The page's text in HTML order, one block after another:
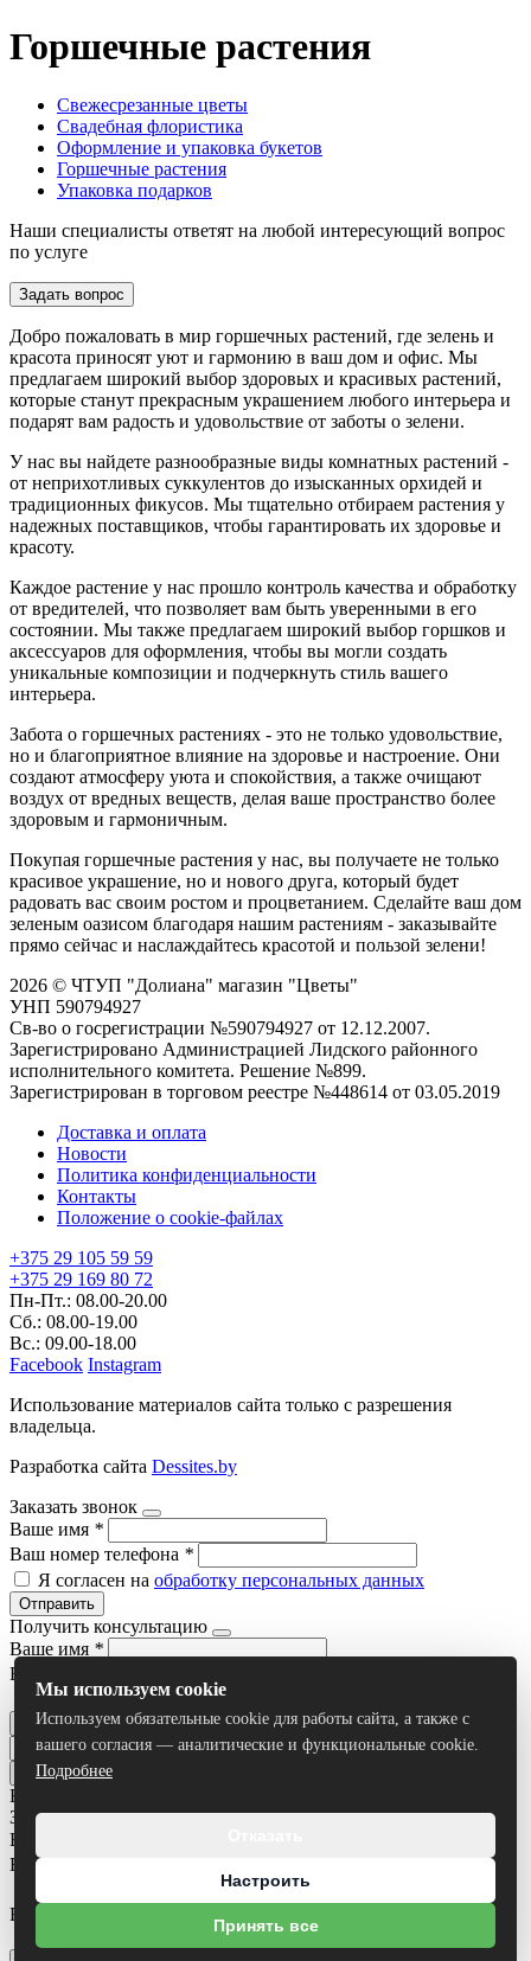
Горшечные растения
Свежесрезанные цветы
Свадебная флористика
Оформление и упаковка букетов
Горшечные растения
Упаковка подарков
Наши специалисты ответят на любой интересующий вопрос
по услуге
Задать вопрос
Добро пожаловать в мир горшечных растений, где зелень и
красота приносят уют и гармонию в ваш дом и офис. Мы
предлагаем широкий выбор здоровых и красивых растений,
которые станут прекрасным украшением любого интерьера и
подарят вам радость и удовольствие от заботы о зелени.
У нас вы найдете разнообразные виды комнатных растений -
от неприхотливых суккулентов до изысканных орхидей и
традиционных фикусов. Мы тщательно отбираем растения у
надежных поставщиков, чтобы гарантировать их здоровье и
красоту.
Каждое растение у нас прошло контроль качества и обработку
от вредителей, что позволяет вам быть уверенными в его
состоянии. Мы также предлагаем широкий выбор горшков и
аксессуаров для оформления, чтобы вы могли создать
уникальные композиции и подчеркнуть стиль вашего
интерьера.
Забота о горшечных растениях - это не только удовольствие,
но и благоприятное влияние на здоровье и настроение. Они
создают атмосферу уюта и спокойствия, а также очищают
воздух от вредных веществ, делая ваше пространство более
здоровым и гармоничным.
Покупая горшечные растения у нас, вы получаете не только
красивое украшение, но и нового друга, который будет
радовать вас своим ростом и процветанием. Сделайте ваш дом
зеленым оазисом благодаря нашим растениям - заказывайте
прямо сейчас и наслаждайтесь красотой и пользой зелени!
2026 © ЧТУП "Долиана" магазин "Цветы"
УНП 590794927
Св-во о госрегистрации №590794927 от 12.12.2007.
Зарегистрировано Администрацией Лидского районного
исполнительного комитета. Решение №899.
Зарегистрирован в торговом реестре №448614 от 03.05.2019
Доставка и оплата
Новости
Политика конфиденциальности
Контакты
Положение о cookie-файлах
+375 29 105 59 59
+375 29 169 80 72
Пн-Пт.: 08.00-20.00
Сб.: 08.00-19.00
Вс.: 09.00-18.00
Facebook Instagram
Использование материалов сайта только с разрешения
владельца.
Разработка сайта Dessites.by
Заказать звонок
Ваше имя *
Ваш номер телефона *
Я согласен на обработку персональных данных
Отправить
Получить консультацию
Ваше имя *
Ваш номер телефона
Я согласен наобработку персональных данных
Отправить
Все результаты
Задать вопрос
Ваше имя
Ваш номер телефона
Ваш вопрос
обработку персональных данных
Мы используем cookie
Используем обязательные cookie для работы сайта, а также с
вашего согласия — аналитические и функциональные cookie.
Подробнее
Настроить
Принять все